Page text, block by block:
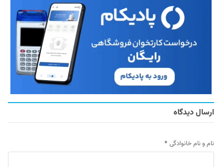
ارسال دیدگاه
نام و نام خانوادگی *